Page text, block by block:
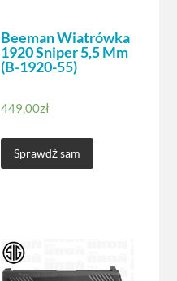
Beeman Wiatrówka
1920 Sniper 5,5 Mm
(B-1920-55)
449,00zł
Sprawdź sam